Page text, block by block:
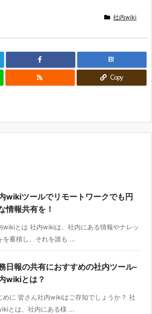
社内wiki
B!
Copy
wikiツールでリモートワークでも円
情報共有を！
wikiとは 社内wikiは、社内にある情報やナレッ
を蓄積し、それを誰も ...
日報の共有におすすめの社内ツール-
wikiとは？
めに 皆さん社内wikiはご存知でしょうか？ 社
とは、社内にある様 ...